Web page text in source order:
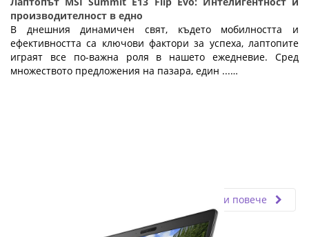
производителност в едно
В днешния динамичен свят, където мобилността и
ефективността са ключови фактори за успеха, лаптопите
играят все по-важна роля в нашето ежедневие. Сред
множеството предложения на пазара, един ...…
Прочети повече